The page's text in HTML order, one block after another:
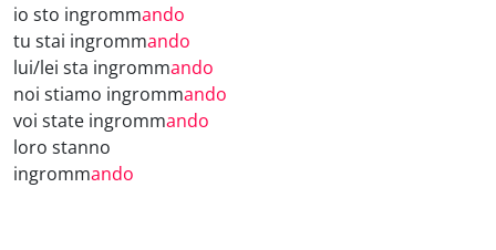
io sto ingrommando
tu stai ingrommando
lui/lei sta ingrommando
noi stiamo ingrommando
voi state ingrommando
loro stanno
ingrommando